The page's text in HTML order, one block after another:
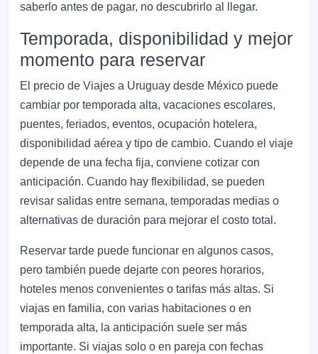
saberlo antes de pagar, no descubrirlo al llegar.
Temporada, disponibilidad y mejor
momento para reservar
El precio de Viajes a Uruguay desde México puede
cambiar por temporada alta, vacaciones escolares,
puentes, feriados, eventos, ocupación hotelera,
disponibilidad aérea y tipo de cambio. Cuando el viaje
depende de una fecha fija, conviene cotizar con
anticipación. Cuando hay flexibilidad, se pueden
revisar salidas entre semana, temporadas medias o
alternativas de duración para mejorar el costo total.
Reservar tarde puede funcionar en algunos casos,
pero también puede dejarte con peores horarios,
hoteles menos convenientes o tarifas más altas. Si
viajas en familia, con varias habitaciones o en
temporada alta, la anticipación suele ser más
importante. Si viajas solo o en pareja con fechas